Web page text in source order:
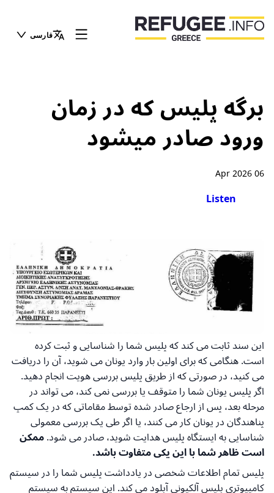
فارسی
برگه پلیس که در زمان
ورود صادر میشود
06 Apr 2026
Listen
این سند ثابت می کند که پلیس شما را شناسایی و ثبت کرده
است. هنگامی که برای اولین بار وارد یونان می شوید، آن را دریافت
می کنید، در صورتی که از طریق پلیس بررسی هویت انجام دهید.
اگر پلیس یونان شما را متوقف یا بررسی نمی کند، می تواند در
مرحله بعد، پس از ارجاع صادر شده توسط مقاماتی که در یک کمپ
پناهندگان در یونان کار می کنند، یا اگر طی یک بررسی معمولی
شناسایی به ایستگاه پلیس هدایت شوید، صادر می شود.ممکن
است ظاهر شما با این یکی متفاوت باشد.
پلیس تمام اطلاعات شخصی در یادداشت پلیس شما را در سیستم
کامپیوتری پلیس آلکیونی آپلود می کند. این سیستم به سیستم